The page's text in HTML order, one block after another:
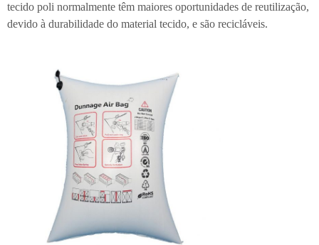
tecido poli normalmente têm maiores oportunidades de reutilização,
devido à durabilidade do material tecido, e são recicláveis.